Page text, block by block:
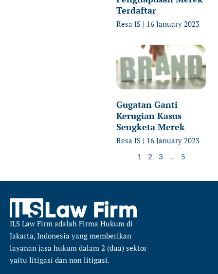
Terdaftar
Resa IS 16 January 2023
Gugatan Ganti
Kerugian Kasus
Sengketa Merek
Resa IS 16 January 2023
1 2 3 … 5
ILS Law Firm adalah Firma Hukum di
Jakarta, Indonesia yang memberikan
layanan jasa hukum dalam 2 (dua) sektor
yaitu litigasi dan non litigasi.